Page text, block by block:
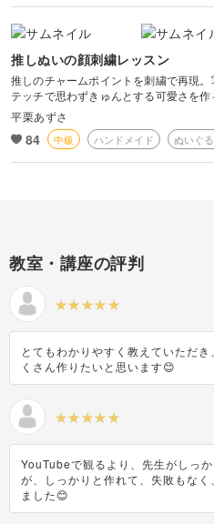
推しぬいの顔刺繍レッスン
推しのチャームポイントを刺繍で再現
テッチで思わずきゅんとする可愛さを作
平栗あずさ
84 中級 ハンドメイド ぬいぐ
教室・講座の評判
とてもわかりやすく教えていただ
くさん作りたいと思います😊
YouTubeで観るより、先生がしっ
が、しっかりと作れて、失敗もな
ました😊